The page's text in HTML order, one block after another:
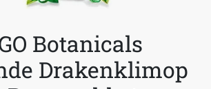
Botanicals
Drakenklimop